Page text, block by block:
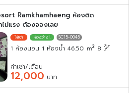
Ramkhamhaeng ห้องติด
ไม่แรง ต้องจองเลย
SC15-0045
1 ห้องนอน 1 ห้องน้ำ 46.50 m2 8
ค่าเช่า/เดือน
12,000 บาท